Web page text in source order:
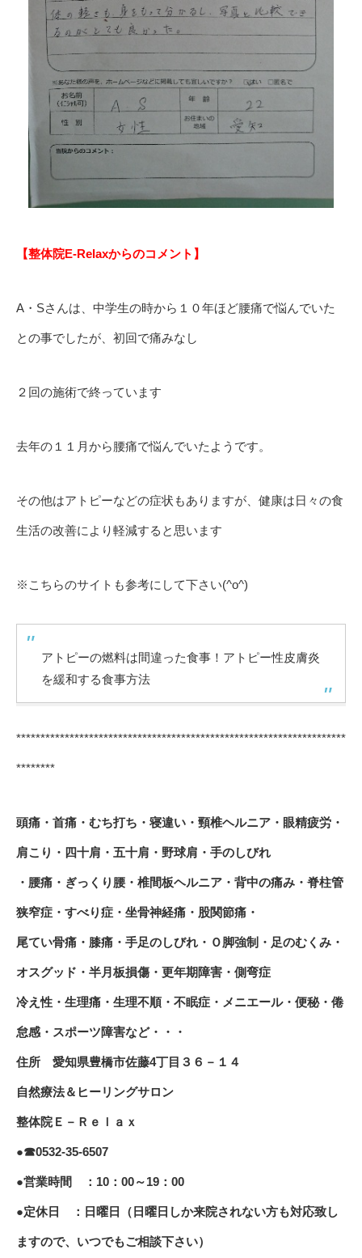
【整体院E-Relaxからのコメント】
A・Sさんは、中学生の時から１０年ほど腰痛で悩んでいた
との事でしたが、初回で痛みなし
２回の施術で終っています
去年の１１月から腰痛で悩んでいたようです。
その他はアトピーなどの症状もありますが、健康は日々の食
生活の改善により軽減すると思います
※こちらのサイトも参考にして下さい(^o^)
アトピーの燃料は間違った食事！アトピー性皮膚炎
を緩和する食事方法
********************************************************************
********
頭痛・首痛・むち打ち・寝違い・頸椎ヘルニア・眼精疲労・
肩こり・四十肩・五十肩・野球肩・手のしびれ
・腰痛・ぎっくり腰・椎間板ヘルニア・背中の痛み・脊柱管
狭窄症・すべり症・坐骨神経痛・股関節痛・
尾てい骨痛・膝痛・手足のしびれ・Ｏ脚強制・足のむくみ・
オスグッド・半月板損傷・更年期障害・側弯症
冷え性・生理痛・生理不順・不眠症・メニエール・便秘・倦
怠感・スポーツ障害など・・・
住所 愛知県豊橋市佐藤4丁目３６－１４
自然療法＆ヒーリングサロン
整体院Ｅ－Ｒｅｌａｘ
●☎0532-35-6507
●営業時間 ：10：00～19：00
●定休日 ：日曜日（日曜日しか来院されない方も対応致し
ますので、いつでもご相談下さい）